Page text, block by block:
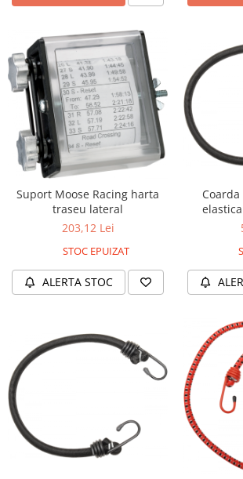
Suport Moose Racing harta
traseu lateral
203,12 Lei
STOC EPUIZAT
ALERTA STOC